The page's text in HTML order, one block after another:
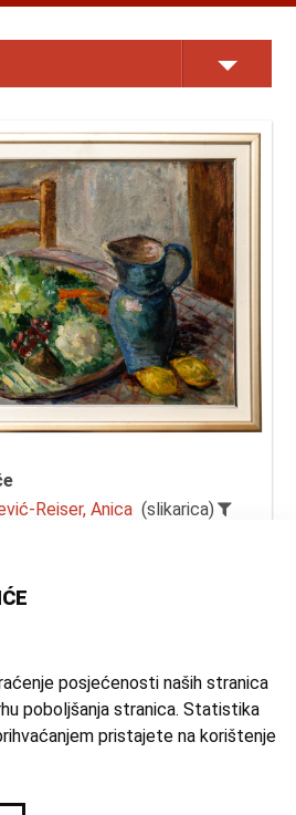
Reiser, Anica (slikarica)
zbirka
posjećenosti naših stranica
poboljšanja stranica. Statistika
pristajete na korištenje